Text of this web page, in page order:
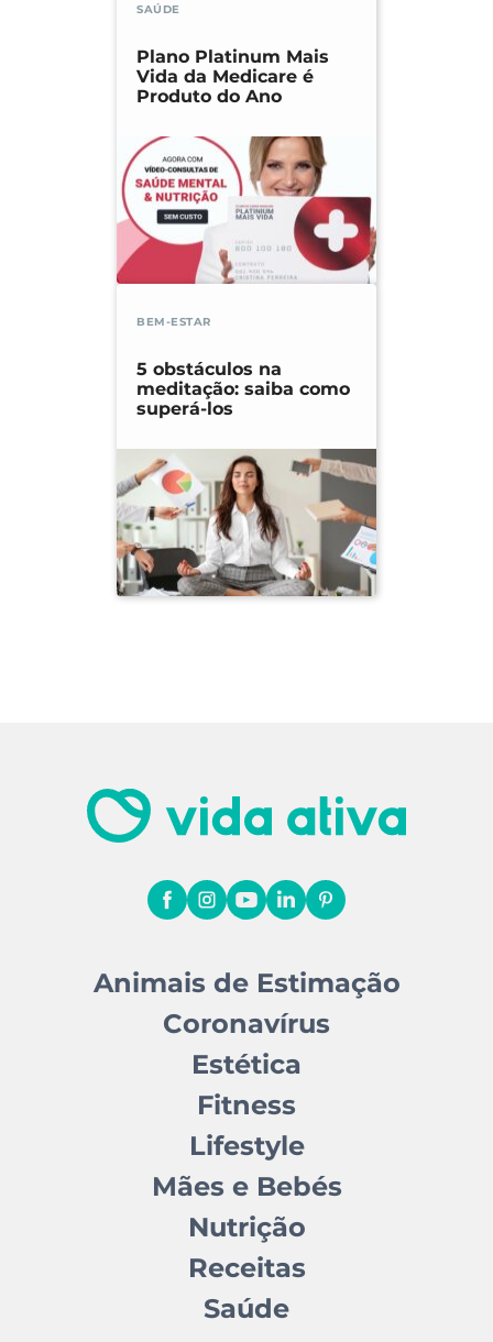
SAÚDE
Plano Platinum Mais
Vida da Medicare é
Produto do Ano
BEM-ESTAR
5 obstáculos na
meditação: saiba como
superá-los
Animais de Estimação
Coronavírus
Estética
Fitness
Lifestyle
Mães e Bebés
Nutrição
Receitas
Saúde